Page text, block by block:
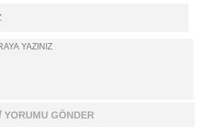
YORUMU GÖNDER